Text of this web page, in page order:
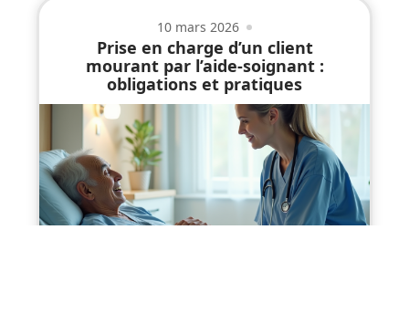
10 mars 2026
Prise en charge d’un client
mourant par l’aide-soignant :
obligations et pratiques